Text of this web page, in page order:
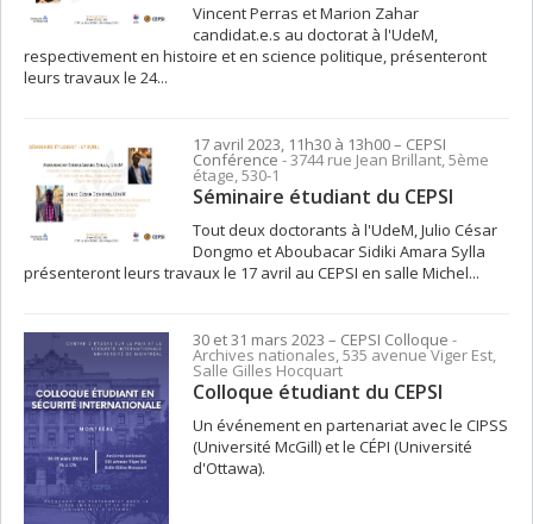
Vincent Perras et Marion Zahar
candidat.e.s au doctorat à l'UdeM,
respectivement en histoire et en science politique, présenteront
leurs travaux le 24...
17 avril 2023, 11h30 à 13h00– CEPSI
Conférence- 3744 rue Jean Brillant, 5ème
étage, 530-1
Séminaire étudiant du CEPSI
Tout deux doctorants à l'UdeM, Julio César
Dongmo et Aboubacar Sidiki Amara Sylla
présenteront leurs travaux le 17 avril au CEPSI en salle Michel...
30 et 31 mars 2023– CEPSI Colloque-
Archives nationales, 535 avenue Viger Est,
Salle Gilles Hocquart
Colloque étudiant du CEPSI
Un événement en partenariat avec le CIPSS
(Université McGill) et le CÉPI (Université
d'Ottawa).